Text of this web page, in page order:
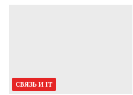
СВЯЗЬ И IT